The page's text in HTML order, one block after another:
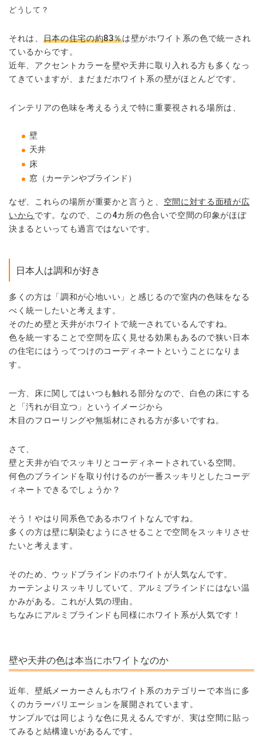
どうして？
それは、 日本の住宅の約83％は壁がホワイト系の色で統一され
ているからです。
近年、アクセントカラーを壁や天井に取り入れる方も多くなっ
てきていますが、まだまだホワイト系の壁がほとんどです。
インテリアの色味を考えるうえで特に重要視される場所は、
壁
天井
床
窓（カーテンやブラインド）
なぜ、これらの場所が重要かと言うと、 空間に対する面積が広
いから です。なので、この4カ所の色合いで空間の印象がほぼ
決まるといっても過言ではないです。
日本人は調和が好き
多くの方は「調和が心地いい」と感じるので室内の色味をなる
べく統一したいと考えます。
そのため壁と天井がホワイトで統一されているんですね。
色を統一することで空間を広く見せる効果もあるので狭い日本
の住宅にはうってつけのコーディネートということになりま
す。
一方、床に関してはいつも触れる部分なので、 白色の床にする
と「汚れが目立つ」というイメージから
木目のフローリングや無垢材にされる方が多いですね。
さて、
壁と天井が白でスッキリとコーディネートされている空間。
何色のブラインドを取り付けるのが一番スッキリとした コーデ
ィネートできるでしょうか？
そう！やはり同系色であるホワイトなんですね。
多くの方は壁に馴染むようにさせることで空間をスッキリさせ
たいと考えます。
そのため、ウッドブラインドのホワイトが人気なんです。
カーテンよりスッキリしていて、アルミブラインドにはない温
かみがある。
これが人気の理由。
ちなみにアルミブラインドも同様にホワイト系が人気です！
壁や天井の色は本当にホワイトなのか
近年、壁紙メーカーさんもホワイト系のカテゴリーで本当に多
くのカラーバリエーションを展開されています。
サンプルでは同じような色に見えるんですが、 実は空間に貼っ
てみると結構違いがあるんです。